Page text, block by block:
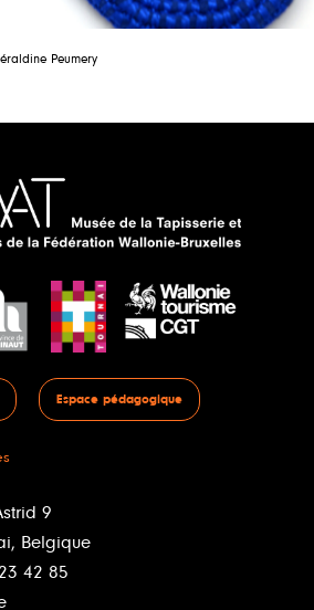
Peumery
Espace pédagogique
9
Belgique
42 85